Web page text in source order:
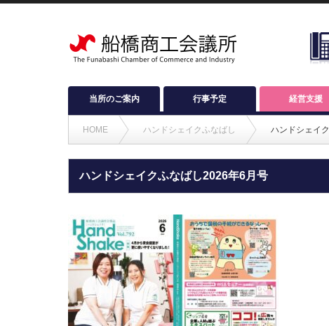
当所のご案内 行事予定 経営支援
HOME ハンドシェイクふなばし ハンドシェイ
ハンドシェイクふなばし2026年6月号